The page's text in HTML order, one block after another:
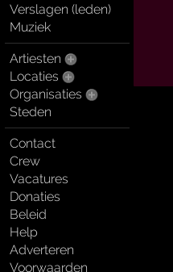
Verslagen (leden)
Muziek
Artiesten
Locaties
Organisaties
Steden
Contact
Crew
Vacatures
Donaties
Beleid
Help
Adverteren
Voorwaarden